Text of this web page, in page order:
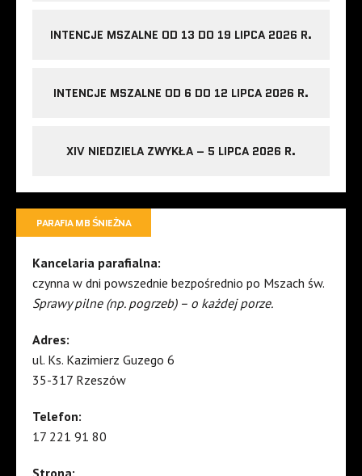
INTENCJE MSZALNE OD 13 DO 19 LIPCA 2026 R.
INTENCJE MSZALNE OD 6 DO 12 LIPCA 2026 R.
XIV NIEDZIELA ZWYKŁA – 5 LIPCA 2026 R.
PARAFIA MB ŚNIEŻNA
Kancelaria parafialna:
czynna w dni powszednie bezpośrednio po Mszach św.
Sprawy pilne (np. pogrzeb) – o każdej porze.
Adres:
ul. Ks. Kazimierz Guzego 6
35-317 Rzeszów
Telefon:
17 221 91 80